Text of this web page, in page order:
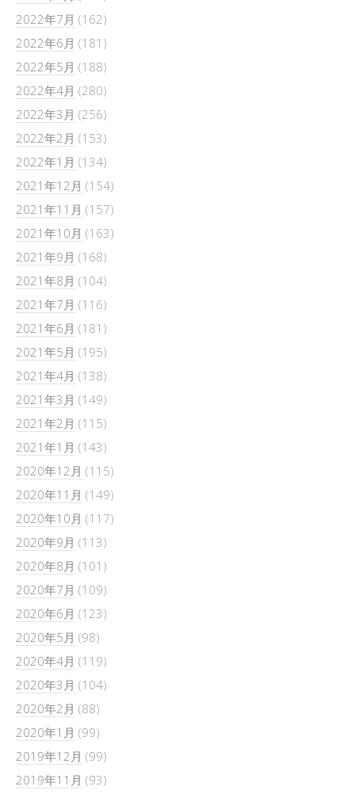
2022年7月 (162)
2022年6月 (181)
2022年5月 (188)
2022年4月 (280)
2022年3月 (256)
2022年2月 (153)
2022年1月 (134)
2021年12月 (154)
2021年11月 (157)
2021年10月 (163)
2021年9月 (168)
2021年8月 (104)
2021年7月 (116)
2021年6月 (181)
2021年5月 (195)
2021年4月 (138)
2021年3月 (149)
2021年2月 (115)
2021年1月 (143)
2020年12月 (115)
2020年11月 (149)
2020年10月 (117)
2020年9月 (113)
2020年8月 (101)
2020年7月 (109)
2020年6月 (123)
2020年5月 (98)
2020年4月 (119)
2020年3月 (104)
2020年2月 (88)
2020年1月 (99)
2019年12月 (99)
2019年11月 (93)